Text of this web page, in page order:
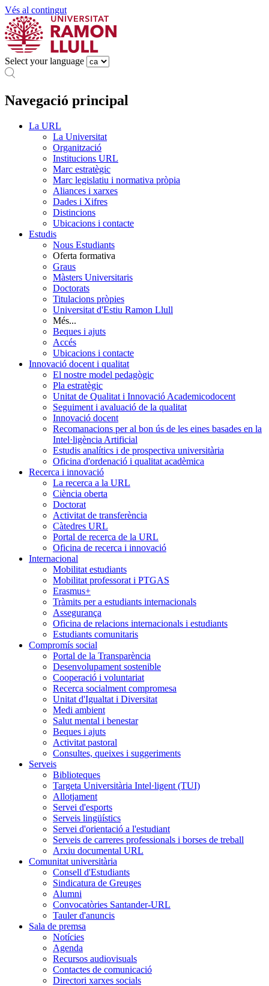
Vés al contingut
Select your language
Navegació principal
La URL
La Universitat
Organització
Institucions URL
Marc estratègic
Marc legislatiu i normativa pròpia
Aliances i xarxes
Dades i Xifres
Distincions
Ubicacions i contacte
Estudis
Nous Estudiants
Oferta formativa
Graus
Màsters Universitaris
Doctorats
Titulacions pròpies
Universitat d'Estiu Ramon Llull
Més...
Beques i ajuts
Accés
Ubicacions i contacte
Innovació docent i qualitat
El nostre model pedagògic
Pla estratègic
Unitat de Qualitat i Innovació Academicodocent
Seguiment i avaluació de la qualitat
Innovació docent
Recomanacions per al bon ús de les eines basades en la
Intel·ligència Artificial
Estudis analítics i de prospectiva universitària
Oficina d'ordenació i qualitat acadèmica
Recerca i innovació
La recerca a la URL
Ciència oberta
Doctorat
Activitat de transferència
Càtedres URL
Portal de recerca de la URL
Oficina de recerca i innovació
Internacional
Mobilitat estudiants
Mobilitat professorat i PTGAS
Erasmus+
Tràmits per a estudiants internacionals
Assegurança
Oficina de relacions internacionals i estudiants
Estudiants comunitaris
Compromís social
Portal de la Transparència
Desenvolupament sostenible
Cooperació i voluntariat
Recerca socialment compromesa
Unitat d'Igualtat i Diversitat
Medi ambient
Salut mental i benestar
Beques i ajuts
Activitat pastoral
Consultes, queixes i suggeriments
Serveis
Biblioteques
Targeta Universitària Intel·ligent (TUI)
Allotjament
Servei d'esports
Serveis lingüístics
Servei d'orientació a l'estudiant
Serveis de carreres professionals i borses de treball
Arxiu documental URL
Comunitat universitària
Consell d'Estudiants
Sindicatura de Greuges
Alumni
Convocatòries Santander-URL
Tauler d'anuncis
Sala de premsa
Notícies
Agenda
Recursos audiovisuals
Contactes de comunicació
Directori xarxes socials